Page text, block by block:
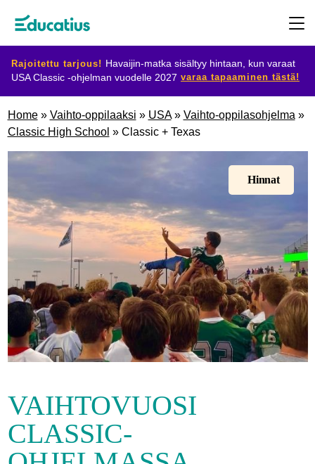
Rajoitettu tarjous! Havaijin-matka sisältyy hintaan, kun varaat
USA Classic -ohjelman vuodelle 2027 varaa tapaaminen tästä!
Ohjelmat
Suunnittele
vaihtosi
Ryhdy
isäntäperheeksi
Home» Vaihto-oppilaaksi » USA» Vaihto-oppilasohjelma »
Classic High School » Classic + Texas
Hinnat
VAIHTOVUOSI
CLASSIC-